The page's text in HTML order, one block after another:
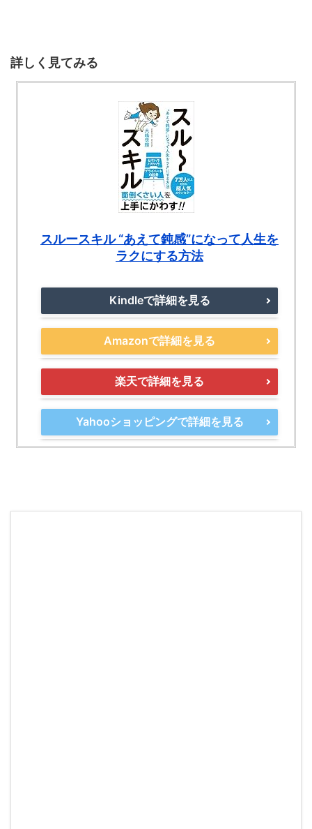
詳しく見てみる
スルースキル “あえて鈍感”になって人生を
ラクにする方法
Kindleで詳細を見る
Amazonで詳細を見る
楽天で詳細を見る
Yahooショッピングで詳細を見る